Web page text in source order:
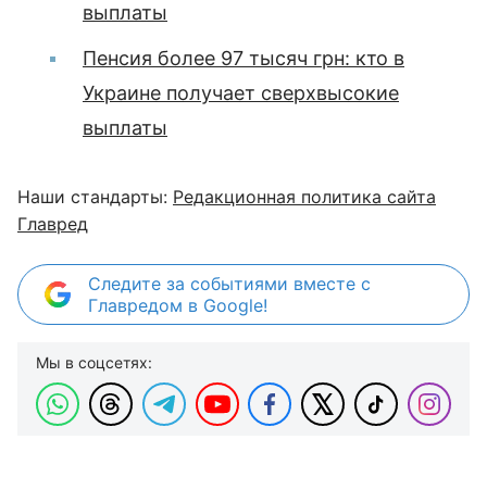
выплаты
Пенсия более 97 тысяч грн: кто в
Украине получает сверхвысокие
выплаты
Наши стандарты: Редакционная политика сайта
Главред
Следите за событиями вместе с
Главредом в Google!
Мы в соцсетях: